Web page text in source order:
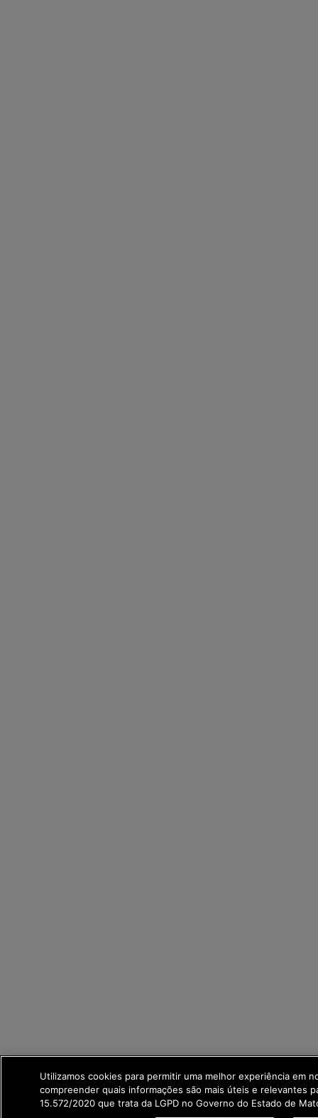
Utilizamos cookies para permitir uma melhor experiência em
compreender quais informações são mais úteis e relevantes
15.572/2020 que trata da LGPD no Governo do Estado de